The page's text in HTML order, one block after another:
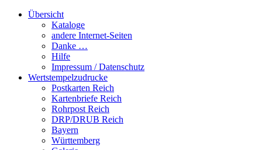
Übersicht
Kataloge
andere Internet-Seiten
Danke …
Hilfe
Impressum / Datenschutz
Wertstempelzudrucke
Postkarten Reich
Kartenbriefe Reich
Rohrpost Reich
DRP/DRUB Reich
Bayern
Württemberg